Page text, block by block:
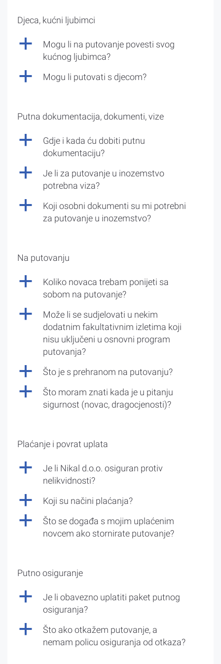
Djeca, kućni ljubimci
a
Mogu li na putovanje povesti svog
kućnog ljubimca?
a Mogu li putovati s djecom?
Putna dokumentacija, dokumenti, vize
a
Gdje i kada ću dobiti putnu
dokumentaciju?
a
Je li za putovanje u inozemstvo
potrebna viza?
a
Koji osobni dokumenti su mi potrebni
za putovanje u inozemstvo?
Na putovanju
a
Koliko novaca trebam ponijeti sa
sobom na putovanje?
a
Može li se sudjelovati u nekim
dodatnim fakultativnim izletima koji
nisu uključeni u osnovni program
putovanja?
a Što je s prehranom na putovanju?
a
Što moram znati kada je u pitanju
sigurnost (novac, dragocjenosti)?
Plaćanje i povrat uplata
a
Je li Nikal d.o.o. osiguran protiv
nelikvidnosti?
a Koji su načini plaćanja?
a
Što se događa s mojim uplaćenim
novcem ako stornirate putovanje?
Putno osiguranje
a
Je li obavezno uplatiti paket putnog
osiguranja?
a
Što ako otkažem putovanje, a
nemam policu osiguranja od otkaza?